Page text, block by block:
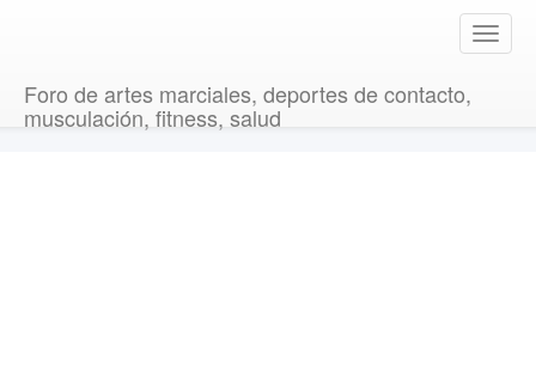
T
o
Foro de artes marciales, deportes de contacto,
musculación, fitness, salud